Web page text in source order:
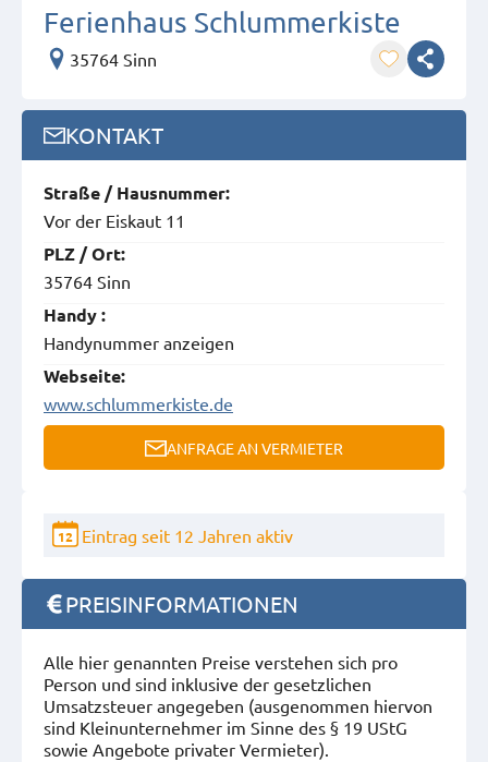
Ferienhaus Schlummerkiste
35764 Sinn
KONTAKT
Straße / Hausnummer:
Vor der Eiskaut 11
PLZ / Ort:
35764 Sinn
Handy :
Handynummer anzeigen
Webseite:
www.schlummerkiste.de
ANFRAGE AN VERMIETER
12 Eintrag seit 12 Jahren aktiv
PREISINFORMATIONEN
Alle hier genannten Preise verstehen sich pro
Person und sind inklusive der gesetzlichen
Umsatzsteuer angegeben (ausgenommen hiervon
sind Kleinunternehmer im Sinne des § 19 UStG
sowie Angebote privater Vermieter).